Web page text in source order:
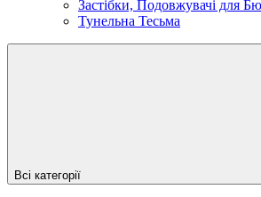
Застібки, Подовжувачі для
Тунельна Тесьма
Всі категорії